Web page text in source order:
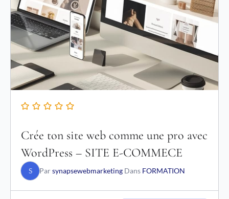
Crée ton site web comme une pro avec
WordPress – SITE E-COMMECE
S Parsynapsewebmarketing Dans FORMATION
initial
était :
550,00 €.
actuel
est :
250,00 €.